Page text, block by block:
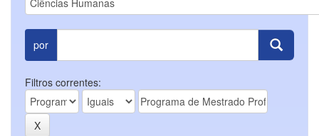
por
Filtros correntes: